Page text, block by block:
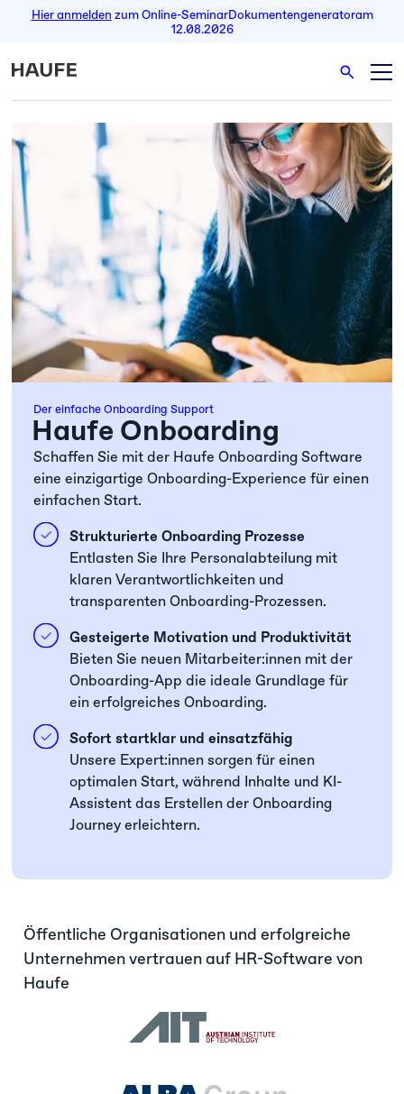
Hier anmelden zum Online-SeminarDokumentengeneratoram
12.08.2026
Der einfache Onboarding Support
Haufe Onboarding
Schaffen Sie mit der Haufe Onboarding Software
eine einzigartige Onboarding-Experience für einen
einfachen Start.
Strukturierte Onboarding Prozesse
Entlasten Sie Ihre Personalabteilung mit
klaren Verantwortlichkeiten und
transparenten Onboarding-Prozessen.
Gesteigerte Motivation und Produktivität
Bieten Sie neuen Mitarbeiter:innen mit der
Onboarding-App die ideale Grundlage für
ein erfolgreiches Onboarding.
Sofort startklar und einsatzfähig
Unsere Expert:innen sorgen für einen
optimalen Start, während Inhalte und KI-
Assistent das Erstellen der Onboarding
Journey erleichtern.
Öffentliche Organisationen und erfolgreiche
Unternehmen vertrauen auf HR-Software von
Haufe